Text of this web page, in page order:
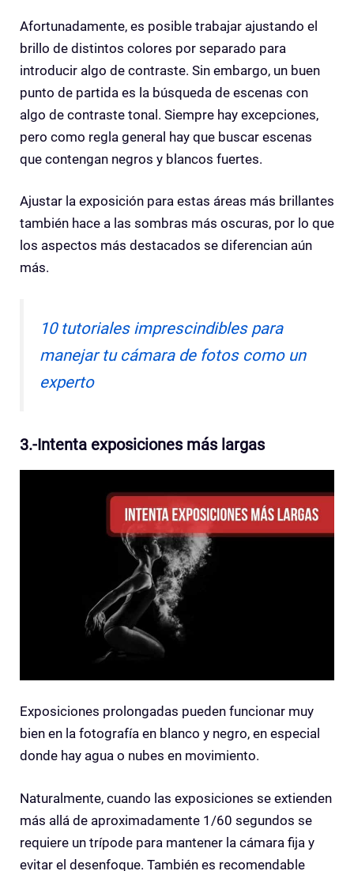
Afortunadamente, es posible trabajar ajustando el
brillo de distintos colores por separado para
introducir algo de contraste. Sin embargo, un buen
punto de partida es la búsqueda de escenas con
algo de contraste tonal. Siempre hay excepciones,
pero como regla general hay que buscar escenas
que contengan negros y blancos fuertes.
Ajustar la exposición para estas áreas más brillantes
también hace a las sombras más oscuras, por lo que
los aspectos más destacados se diferencian aún
más.
10 tutoriales imprescindibles para
manejar tu cámara de fotos como un
experto
3.-Intenta exposiciones más largas
Exposiciones prolongadas pueden funcionar muy
bien en la fotografía en blanco y negro, en especial
donde hay agua o nubes en movimiento.
Naturalmente, cuando las exposiciones se extienden
más allá de aproximadamente 1/60 segundos se
requiere un trípode para mantener la cámara fija y
evitar el desenfoque. También es recomendable